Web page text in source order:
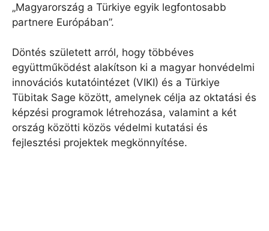
„Magyarország a Türkiye egyik legfontosabb
partnere Európában”.
Döntés született arról, hogy többéves
együttműködést alakítson ki a magyar honvédelmi
innovációs kutatóintézet (VIKI) és a Türkiye
Tübitak Sage között, amelynek célja az oktatási és
képzési programok létrehozása, valamint a két
ország közötti közös védelmi kutatási és
fejlesztési projektek megkönnyítése.